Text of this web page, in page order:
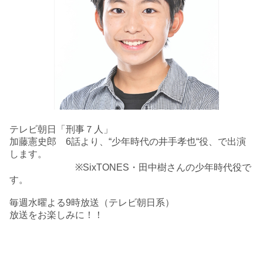
テレビ朝日「刑事７人」
加藤憲史郎 6話より、“少年時代の井手孝也“役、で出演
します。
※SixTONES・田中樹さんの少年時代役で
す。
毎週水曜よる9時放送（テレビ朝日系）
放送をお楽しみに！！